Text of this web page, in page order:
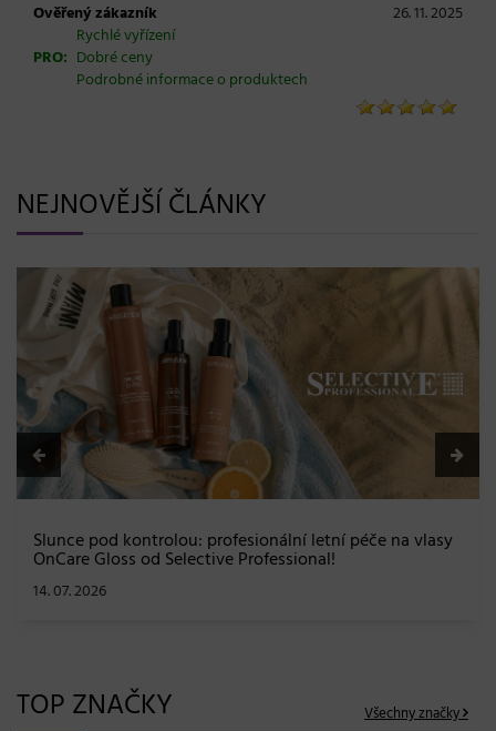
Ověřený zákazník
26. 11. 2025
PRO:
Rychlé vyřízení
Dobré ceny
Podrobné informace o produktech
NEJNOVĚJŠÍ ČLÁNKY
BLONDME přichází s novou érou blond: lesk, glow efekt
a maximální péče bez kompromisů
08. 06. 2026
TOP ZNAČKY Všechny značky